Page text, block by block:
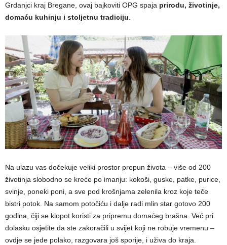
Grdanjci kraj Bregane, ovaj bajkoviti OPG spaja prirodu, životinje,
domaću kuhinju i stoljetnu tradiciju
Na ulazu vas dočekuje veliki prostor prepun života – više od 200
životinja slobodno se kreće po imanju: kokoši, guske, patke, purice,
svinje, poneki poni, a sve pod krošnjama zelenila kroz koje teče
bistri potok. Na samom potočiću i dalje radi mlin star gotovo 200
godina, čiji se klopot koristi za pripremu domaćeg brašna. Već pri
dolasku osjetite da ste zakoračili u svijet koji ne robuje vremenu –
ovdje se jede polako, razgovara još sporije, i uživa do kraja.